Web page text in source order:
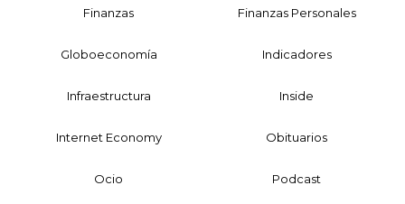
Finanzas Finanzas Personales
Globoeconomía Indicadores
Infraestructura Inside
Internet Economy Obituarios
Ocio Podcast